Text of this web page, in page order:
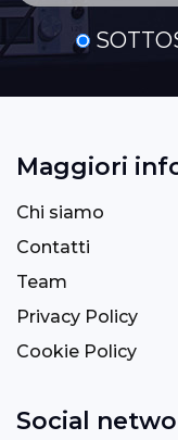
Maggiori
Chi siamo
Contatti
Team
Privacy Policy
Cookie Policy
Social